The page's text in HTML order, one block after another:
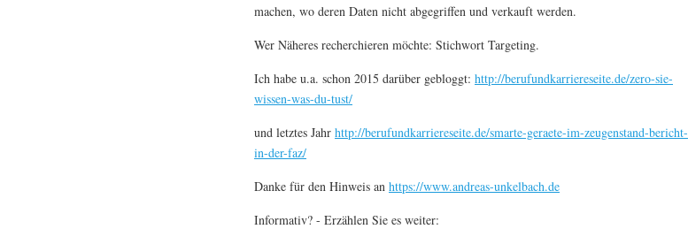
machen, wo deren Daten nicht abgegriffen und verkauft werden.
Wer Näheres recherchieren möchte: Stichwort Targeting.
Ich habe u.a. schon 2015 darüber gebloggt: http://berufundkarriereseite.de/zero-sie-
wissen-was-du-tust/
und letztes Jahr http://berufundkarriereseite.de/smarte-geraete-im-zeugenstand-bericht-
in-der-faz/
Danke für den Hinweis an https://www.andreas-unkelbach.de
Informativ? - Erzählen Sie es weiter: